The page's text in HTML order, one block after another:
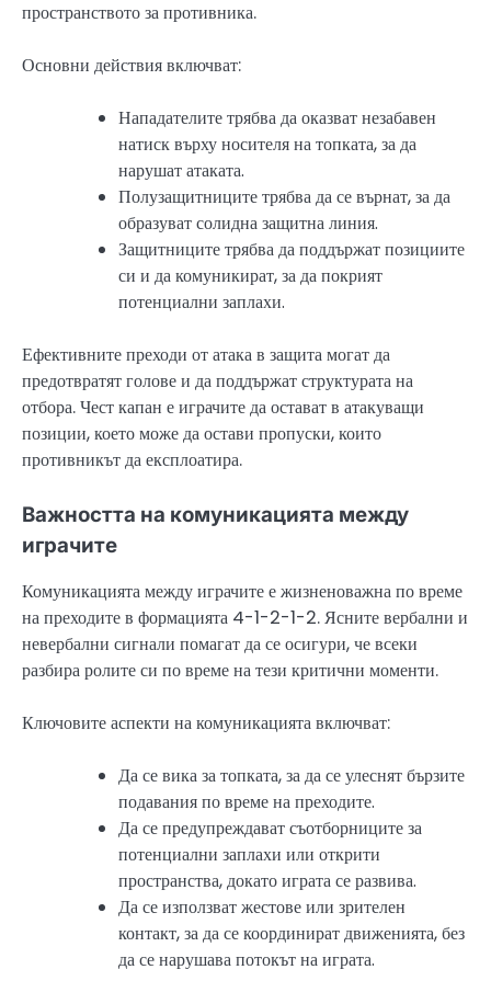
пространството за противника.
Основни действия включват:
Нападателите трябва да оказват незабавен
натиск върху носителя на топката, за да
нарушат атаката.
Полузащитниците трябва да се върнат, за да
образуват солидна защитна линия.
Защитниците трябва да поддържат позициите
си и да комуникират, за да покрият
потенциални заплахи.
Ефективните преходи от атака в защита могат да
предотвратят голове и да поддържат структурата на
отбора. Чест капан е играчите да остават в атакуващи
позиции, което може да остави пропуски, които
противникът да експлоатира.
Важността на комуникацията между
играчите
Комуникацията между играчите е жизненоважна по време
на преходите в формацията 4-1-2-1-2. Ясните вербални и
невербални сигнали помагат да се осигури, че всеки
разбира ролите си по време на тези критични моменти.
Ключовите аспекти на комуникацията включват:
Да се вика за топката, за да се улеснят бързите
подавания по време на преходите.
Да се предупреждават съотборниците за
потенциални заплахи или открити
пространства, докато играта се развива.
Да се използват жестове или зрителен
контакт, за да се координират движенията, без
да се нарушава потокът на играта.